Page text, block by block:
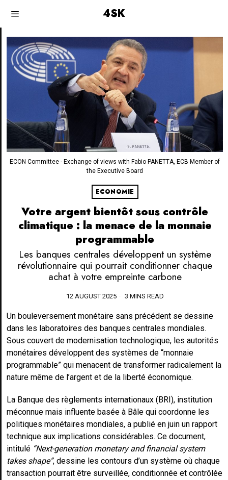
4SK
ECON Committee - Exchange of views with Fabio PANETTA, ECB Member of
the Executive Board
ECONOMIE
Votre argent bientôt sous contrôle
climatique : la menace de la monnaie
programmable
Les banques centrales développent un système
révolutionnaire qui pourrait conditionner chaque
achat à votre empreinte carbone
12 AUGUST 2025 3 MINS READ
Un bouleversement monétaire sans précédent se dessine
dans les laboratoires des banques centrales mondiales.
Sous couvert de modernisation technologique, les autorités
monétaires développent des systèmes de “monnaie
programmable” qui menacent de transformer radicalement la
nature même de l’argent et de la liberté économique.
La Banque des règlements internationaux (BRI), institution
méconnue mais influente basée à Bâle qui coordonne les
politiques monétaires mondiales, a publié en juin un rapport
technique aux implications considérables. Ce document,
intitulé “Next-generation monetary and financial system
takes shape”, dessine les contours d’un système où chaque
transaction pourrait être surveillée, conditionnée et contrôlée